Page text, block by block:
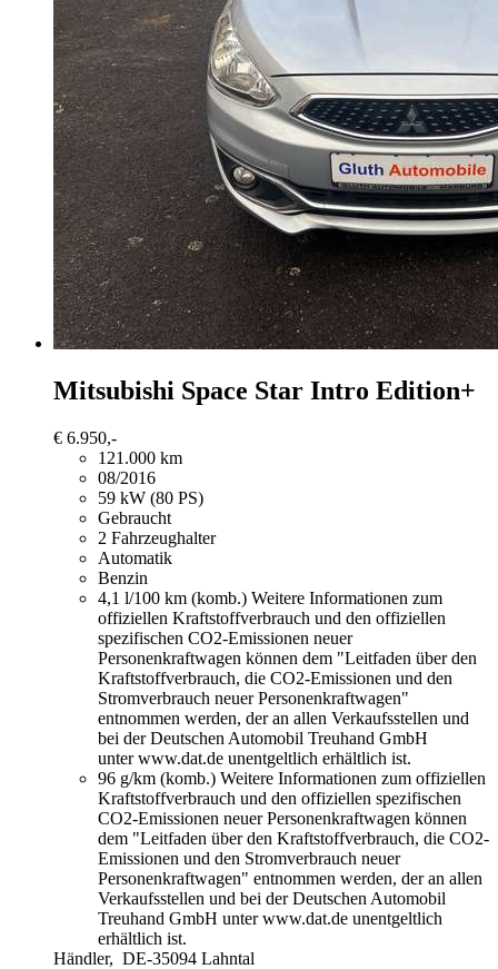
Mitsubishi Space Star Intro Edition+
€ 6.950,-
121.000 km
08/2016
59 kW (80 PS)
Gebraucht
2 Fahrzeughalter
Automatik
Benzin
4,1 l/100 km (komb.) Weitere Informationen zum
offiziellen Kraftstoffverbrauch und den offiziellen
spezifischen CO2-Emissionen neuer
Personenkraftwagen können dem "Leitfaden über den
Kraftstoffverbrauch, die CO2-Emissionen und den
Stromverbrauch neuer Personenkraftwagen"
entnommen werden, der an allen Verkaufsstellen und
bei der Deutschen Automobil Treuhand GmbH
unter www.dat.de unentgeltlich erhältlich ist.
96 g/km (komb.) Weitere Informationen zum offiziellen
Kraftstoffverbrauch und den offiziellen spezifischen
CO2-Emissionen neuer Personenkraftwagen können
dem "Leitfaden über den Kraftstoffverbrauch, die CO2-
Emissionen und den Stromverbrauch neuer
Personenkraftwagen" entnommen werden, der an allen
Verkaufsstellen und bei der Deutschen Automobil
Treuhand GmbH unter www.dat.de unentgeltlich
erhältlich ist.
Händler, DE-35094 Lahntal